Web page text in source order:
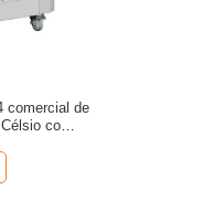
comercial de
com 5